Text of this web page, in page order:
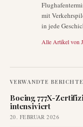
mit
in jede
Alle Artikel von
VERWANDTE
Boeing 777X-
intensiviert
20. FEBRUAR 2026